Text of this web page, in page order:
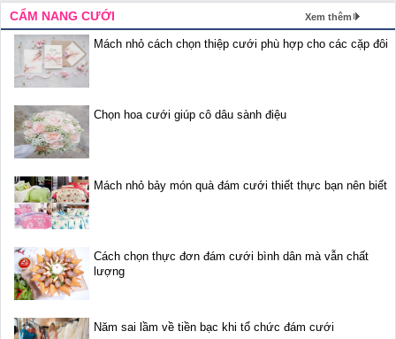
CẨM NANG CƯỚI Xem thêm
Mách nhỏ cách chọn thiệp cưới phù hợp cho các cặp đôi
Chọn hoa cưới giúp cô dâu sành điệu
Mách nhỏ bảy món quà đám cưới thiết thực bạn nên biết
Cách chọn thực đơn đám cưới bình dân mà vẫn chất
lượng
Năm sai lầm về tiền bạc khi tổ chức đám cưới